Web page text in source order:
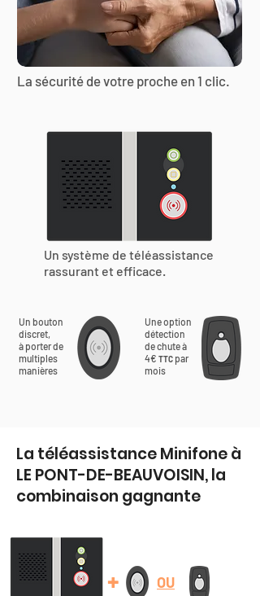
La sécurité de votre proche en 1 clic.
Un système de téléassistance
rassurant et efficace.
Un bouton
discret,
à porter de
multiples
manières
Une option
détection
de chute à
4€ TTC par
mois
La téléassistance Minifone à
LE PONT-DE-BEAUVOISIN, la
combinaison gagnante
+ OU